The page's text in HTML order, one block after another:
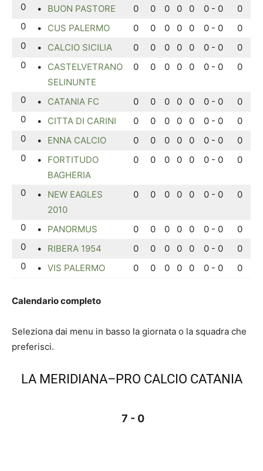
0 • BUON PASTORE 0 0 0 0 0 0 - 0
0
0
• CUS PALERMO 0 0 0 0 0 0 - 0
0
0
• CALCIO SICILIA 0 0 0 0 0 0 - 0
0
0
•
CASTELVETRANO
SELINUNTE
0 0 0 0 0 0 - 0 0
0 • CATANIA FC 0 0 0 0 0 0 - 0
0
0
• CITTA DI CARINI 0 0 0 0 0 0 - 0
0
0
• ENNA CALCIO 0 0 0 0 0 0 - 0
0
0
•
FORTITUDO
BAGHERIA
0 0 0 0 0 0 - 0 0
0 •
NEW EAGLES
2010
0 0 0 0 0 0 - 0 0
0 • PANORMUS 0 0 0 0 0 0 - 0
0
0
• RIBERA 1954 0 0 0 0 0 0 - 0
0
0
• VIS PALERMO 0 0 0 0 0 0 - 0 0
Calendario completo
Seleziona dai menu in basso la giornata o la squadra che
preferisci.
LA MERIDIANA–PRO CALCIO CATANIA
7 - 0